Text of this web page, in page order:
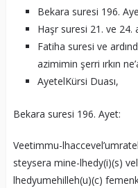
Bekara suresi 196.
Haşr suresi 21. ve 24.
Fatiha suresi ve
azimimin şerri ırkın
AyetelKürsi Duası,
Bekara suresi 196. Ayet:
Veetimmu-
steysera mine-lhedy(i)(s)
lhedyumehilleh(u)(c)